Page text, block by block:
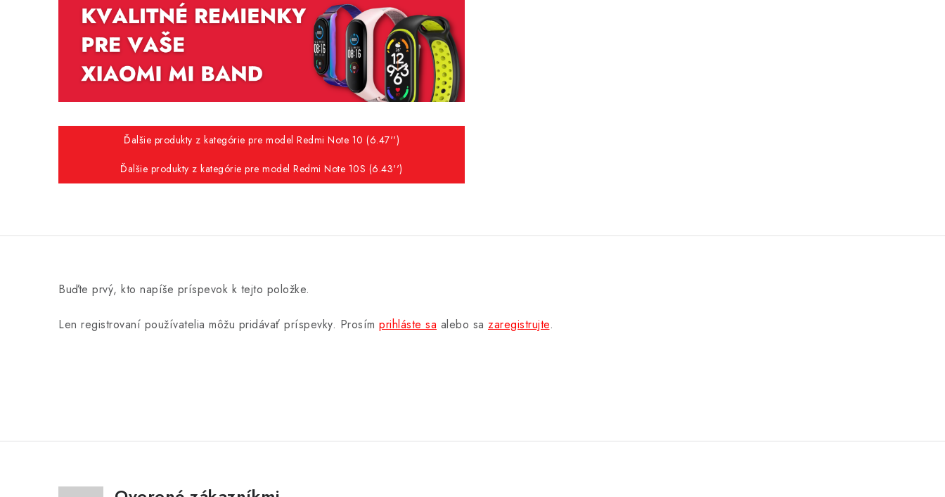
Ďalšie produkty z kategórie pre model Redmi Note 10 (6.47'')
Ďalšie produkty z kategórie pre model Redmi Note 10S (6.43'')
Buďte prvý, kto napíše príspevok k tejto položke.
Len registrovaní používatelia môžu pridávať príspevky. Prosím prihláste sa alebo sa zaregistrujte.